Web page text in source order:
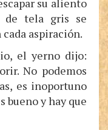
su aliento
de tela gris se
aspiración.
el yerno dijo:
No podemos
es inoportuno
bueno y hay que